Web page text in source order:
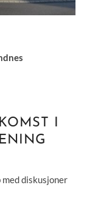
I
diskusjoner